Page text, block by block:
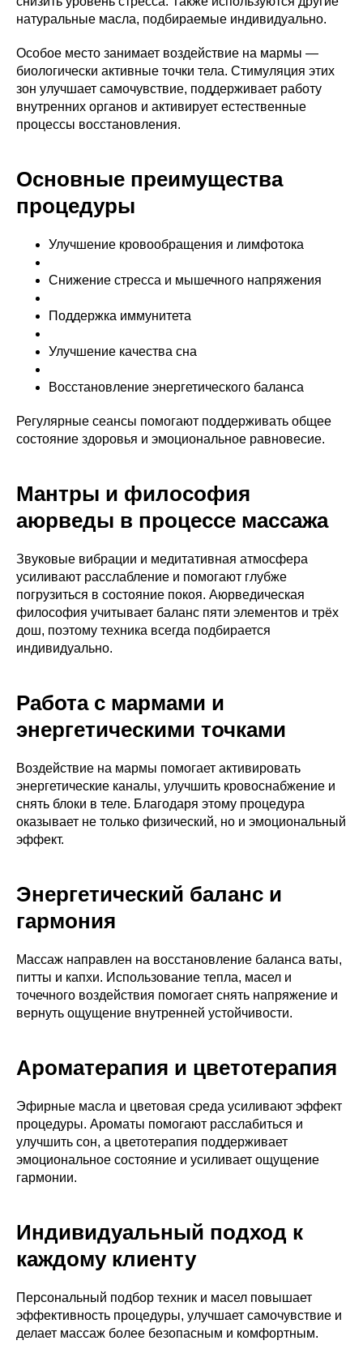
натуральные масла, подбираемые индивидуально.
Особое место занимает воздействие на мармы —
биологически активные точки тела. Стимуляция этих
зон улучшает самочувствие, поддерживает работу
внутренних органов и активирует естественные
процессы восстановления.
Основные преимущества
процедуры
Улучшение кровообращения и лимфотока
Снижение стресса и мышечного напряжения
Поддержка иммунитета
Улучшение качества сна
Восстановление энергетического баланса
Регулярные сеансы помогают поддерживать общее
состояние здоровья и эмоциональное равновесие.
Мантры и философия
аюрведы в процессе массажа
Звуковые вибрации и медитативная атмосфера
усиливают расслабление и помогают глубже
погрузиться в состояние покоя. Аюрведическая
философия учитывает баланс пяти элементов и трёх
дош, поэтому техника всегда подбирается
индивидуально.
Работа с мармами и
энергетическими точками
Воздействие на мармы помогает активировать
энергетические каналы, улучшить кровоснабжение и
снять блоки в теле. Благодаря этому процедура
оказывает не только физический, но и эмоциональный
эффект.
Энергетический баланс и
гармония
Массаж направлен на восстановление баланса ваты,
питты и капхи. Использование тепла, масел и
точечного воздействия помогает снять напряжение и
вернуть ощущение внутренней устойчивости.
Ароматерапия и цветотерапия
Эфирные масла и цветовая среда усиливают эффект
процедуры. Ароматы помогают расслабиться и
улучшить сон, а цветотерапия поддерживает
эмоциональное состояние и усиливает ощущение
гармонии.
Индивидуальный подход к
каждому клиенту
Персональный подбор техник и масел повышает
эффективность процедуры, улучшает самочувствие и
делает массаж более безопасным и комфортным.